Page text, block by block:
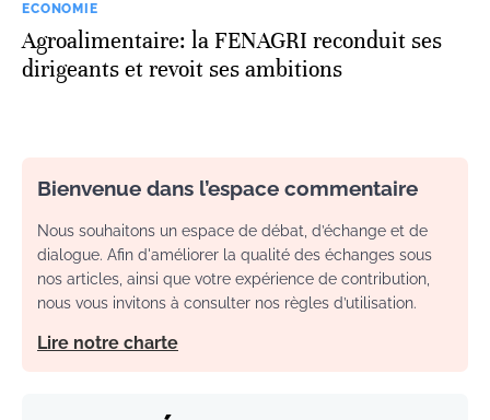
ECONOMIE
Agroalimentaire: la FENAGRI reconduit ses
dirigeants et revoit ses ambitions
Bienvenue dans l’espace commentaire
Nous souhaitons un espace de débat, d’échange et de
dialogue. Afin d'améliorer la qualité des échanges sous
nos articles, ainsi que votre expérience de contribution,
nous vous invitons à consulter nos règles d’utilisation.
Lire notre charte